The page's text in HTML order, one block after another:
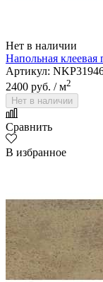
Нет в наличии
Напольная
Артикул:
2400 руб. / м2
Нет в наличии
Сравнить
В избранное